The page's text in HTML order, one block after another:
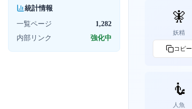
統計情報
一覧ページ
1,282
内部リンク
強化中
🧚
妖精
コピー
🧜
人魚